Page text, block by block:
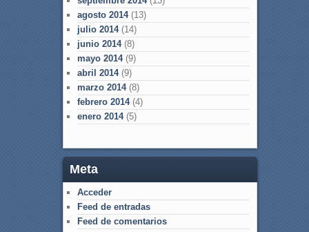
agosto 2014(13)
julio 2014(14)
junio 2014(8)
mayo 2014(9)
abril 2014(9)
marzo 2014(8)
febrero 2014(4)
enero 2014(5)
Meta
Acceder
Feed de entradas
Feed de comentarios